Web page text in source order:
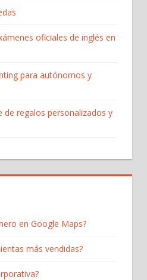
oficiales de inglés en
para autónomos y
de regalos personalizados y
en Google Maps?
más vendidas?